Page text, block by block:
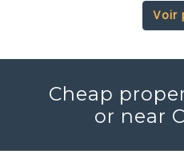
Voir
Cheap
or near